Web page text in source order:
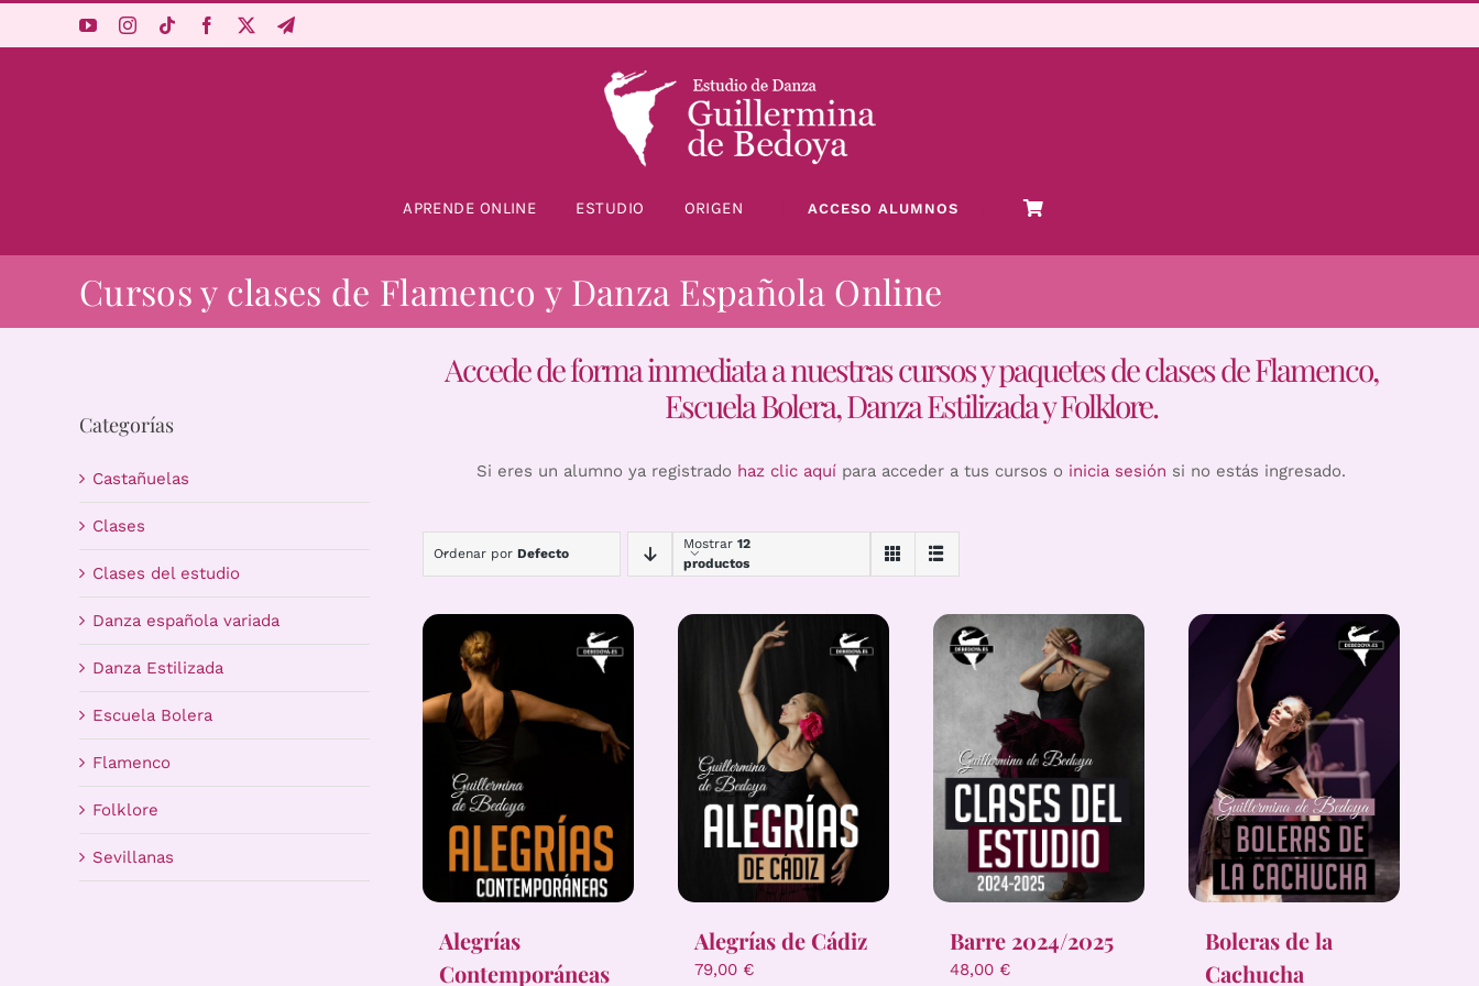
APRENDE ONLINE ESTUDIO ORIGEN ACCESO ALUMNOS
Cursos y clases de Flamenco y Danza Española Online
Categorías
Castañuelas
Clases
Clases del estudio
Danza española variada
Danza Estilizada
Escuela Bolera
Flamenco
Folklore
Sevillanas
Accede de forma inmediata a nuestras cursos y paquetes de clases de Flamenco,
Escuela Bolera, Danza Estilizada y Folklore.
Si eres un alumno ya registrado haz clic aquí para acceder a tus cursos o inicia sesión si no estás ingresado.
Ordenar por Defecto
Mostrar 12
productos
Alegrías
Contemporáneas
Alegrías de Cádiz
79,00 €
Barre 2024/2025
48,00 €
Boleras de la
Cachucha